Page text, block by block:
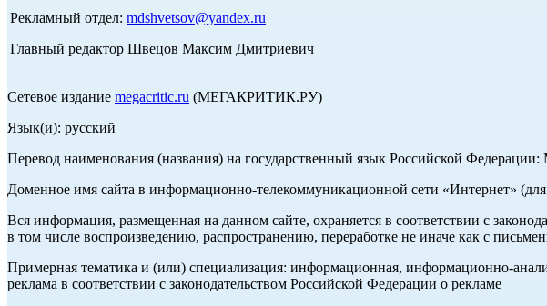
Рекламный отдел: mdshvetsov@yandex.ru
Главный редактор Швецов Максим Дмитриевич
Сетевое издание megacritic.ru (МЕГАКРИТИК.РУ)
Язык(и): русский
Перевод наименования (названия) на государственный язык Российской Федерации:
Доменное имя сайта в информационно-телекоммуникационной сети «Интернет» (для
Вся информация, размещенная на данном сайте, охраняется в соответствии с
в том числе воспроизведению, распространению, переработке не иначе как с
Примерная тематика и (или) специализация: информационная, информационно-
реклама в соответствии с законодательством Российской Федерации о рекламе